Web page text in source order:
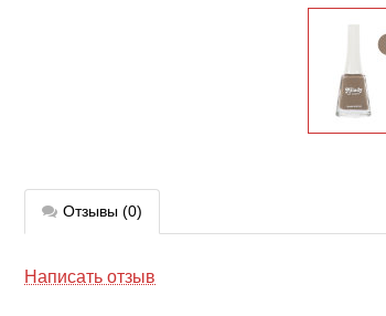
Отзывы (0)
Написать отзыв